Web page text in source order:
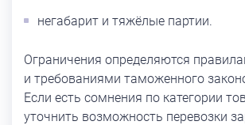
негабарит и тяжёлые партии.
Ограничения определяются
и требованиями таможенного
Если есть сомнения по категории
уточнить возможность перевозки